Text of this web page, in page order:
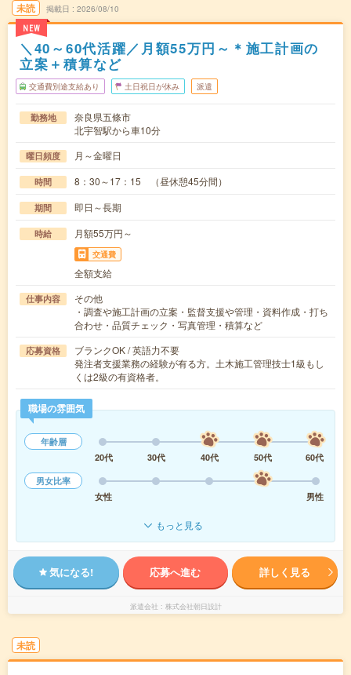
未読
NEW
掲載日 2026/08/10
＼40～60代活躍／月額55万円～＊施工計画の
立案＋積算など
交通費別途支給あり 土日祝日が休み 派遣
勤務地
奈良県五條市
北宇智駅から車10分
曜日頻度 月～金曜日
時間 8：30～17：15 （昼休憩45分間）
期間 即日～長期
時給 月額55万円～
交通費
全額支給
仕事内容
その他
・調査や施工計画の立案・監督支援や管理・資料作成・打ち
合わせ・品質チェック・写真管理・積算など
応募資格
ブランクOK / 英語力不要
発注者支援業務の経験が有る方。土木施工管理技士1級もし
くは2級の有資格者。
職場の雰囲気
年齢層
20代
30代 40代 50代
60代
男女比率
女性
男性
もっと見る
気になる! 応募へ進む 詳しく見る
派遣会社 株式会社朝日設計
未読